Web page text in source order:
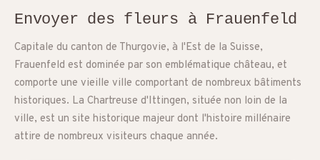
Envoyer des fleurs à Frauenfeld
Capitale du canton de Thurgovie, à l'Est de la Suisse,
Frauenfeld est dominée par son emblématique château, et
comporte une vieille ville comportant de nombreux bâtiments
historiques. La Chartreuse d'Ittingen, située non loin de la
ville, est un site historique majeur dont l'histoire millénaire
attire de nombreux visiteurs chaque année.